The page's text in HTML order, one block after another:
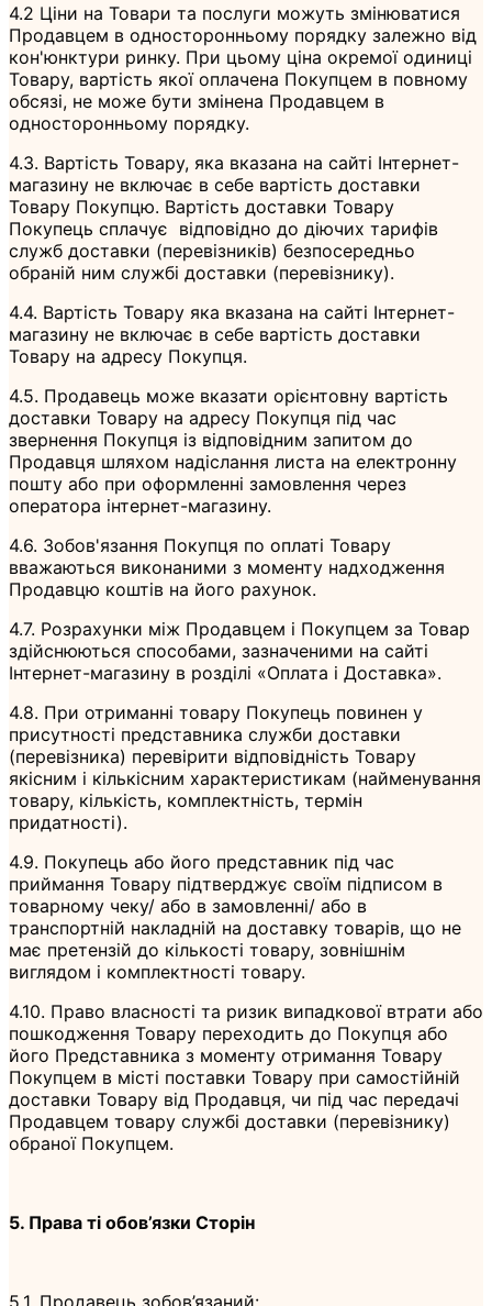
4.2 Ціни на Товари та послуги можуть змінюватися
Продавцем в односторонньому порядку залежно від
кон'юнктури ринку. При цьому ціна окремої одиниці
Товару, вартість якої оплачена Покупцем в повному
обсязі, не може бути змінена Продавцем в
односторонньому порядку.
4.3. Вартість Товару, яка вказана на сайті Інтернет-
магазину не включає в себе вартість доставки
Товару Покупцю. Вартість доставки Товару
Покупець сплачує відповідно до діючих тарифів
служб доставки (перевізників) безпосередньо
обраній ним службі доставки (перевізнику).
4.4. Вартість Товару яка вказана на сайті Інтернет-
магазину не включає в себе вартість доставки
Товару на адресу Покупця.
4.5. Продавець може вказати орієнтовну вартість
доставки Товару на адресу Покупця під час
звернення Покупця із відповідним запитом до
Продавця шляхом надіслання листа на електронну
пошту або при оформленні замовлення через
оператора інтернет-магазину.
4.6. Зобов'язання Покупця по оплаті Товару
вважаються виконаними з моменту надходження
Продавцю коштів на його рахунок.
4.7. Розрахунки між Продавцем і Покупцем за Товар
здійснюються способами, зазначеними на сайті
Інтернет-магазину в розділі «Оплата і Доставка».
4.8. При отриманні товару Покупець повинен у
присутності представника служби доставки
(перевізника) перевірити відповідність Товару
якісним і кількісним характеристикам (найменування
товару, кількість, комплектність, термін
придатності).
4.9. Покупець або його представник під час
приймання Товару підтверджує своїм підписом в
товарному чеку/ або в замовленні/ або в
транспортній накладній на доставку товарів, що не
має претензій до кількості товару, зовнішнім
виглядом і комплектності товару.
4.10. Право власності та ризик випадкової втрати або
пошкодження Товару переходить до Покупця або
його Представника з моменту отримання Товару
Покупцем в місті поставки Товару при самостійній
доставки Товару від Продавця, чи під час передачі
Продавцем товару службі доставки (перевізнику)
обраної Покупцем.
5. Права ті обов’язки Сторін
5.1. Продавець зобов’язаний: